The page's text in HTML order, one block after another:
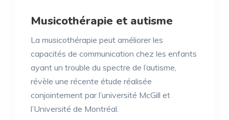
Musicothérapie et autisme
La musicothérapie peut améliorer les
capacités de communication chez les enfants
ayant un trouble du spectre de l’autisme,
révèle une récente étude réalisée
conjointement par l’université McGill et
l’Université de Montréal.